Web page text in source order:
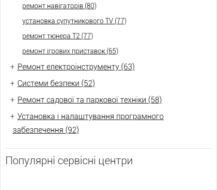
ремонт навігаторів (80)
установка супутникового TV (77)
ремонт тюнера Т2 (77)
ремонт ігрових приставок (65)
+ Ремонт електроінструменту (63)
+ Системи безпеки (52)
+ Ремонт садової та паркової техніки (58)
+ Установка і налаштування програмного
забезпечення (92)
Популярні сервісні центри